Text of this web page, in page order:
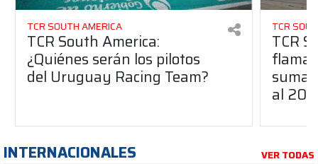
TCR SOUTH AMERICA
TCR South America:
¿Quiénes serán los pilotos
del Uruguay Racing Team?
TCR
TCR
suma
al
INTERNACIONALES VER TODAS